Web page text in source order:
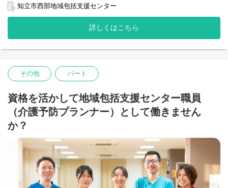
・地域の高齢者のケアプランの作成(事業対象者や要支援1、2の方
が対象)
・介護予防ケアマネジメント
・各関係機関との連携
知立市西部地域包括支援センター
詳しくはこちら
その他 パート
資格を活かして地域包括支援センター職員
（介護予防プランナー）として働きません
か？